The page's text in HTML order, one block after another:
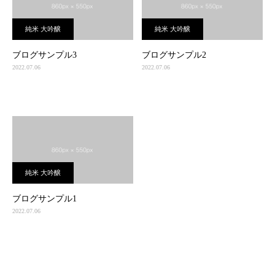
純米 大吟醸
ブログサンプル3
2022.07.06
純米 大吟醸
ブログサンプル2
2022.07.06
純米 大吟醸
ブログサンプル1
2022.07.06